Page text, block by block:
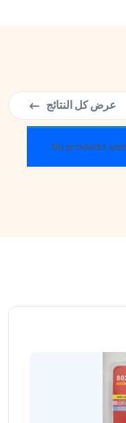
عرض كل النتائج
No products